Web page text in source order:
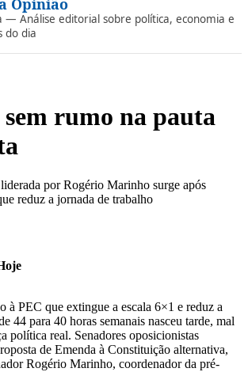
Opinião
— Análise editorial sobre política, economia e
do dia
sem rumo na pauta
por Rogério Marinho surge após
reduz a jornada de trabalho
à PEC que extingue a escala 6×1 e reduz a
44 para 40 horas semanais nasceu tarde, mal
política real. Senadores oposicionistas
de Emenda à Constituição alternativa,
Rogério Marinho, coordenador da pré-